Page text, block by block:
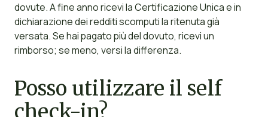
dovute. A fine anno ricevi la Certificazione Unica e in
dichiarazione dei redditi scomputi la ritenuta già
versata. Se hai pagato più del dovuto, ricevi un
rimborso; se meno, versi la differenza.
Posso utilizzare il self
check-in?